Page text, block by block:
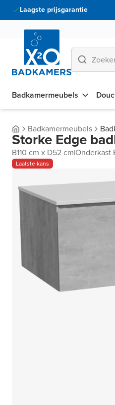
Laagste prijsgarantie
Badkamermeubels
Badkamermeubels
Storke Edge
B110 cm x D52 cm|Onderkast
Laatste kans